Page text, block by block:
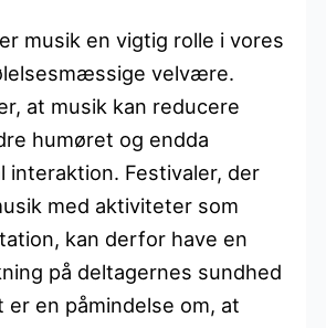
musik en vigtig rolle i vores
velvære.
at musik kan reducere
humøret og endda
interaktion. Festivaler, der
med aktiviteter som
kan derfor have en
på deltagernes sundhed
er en påmindelse om, at